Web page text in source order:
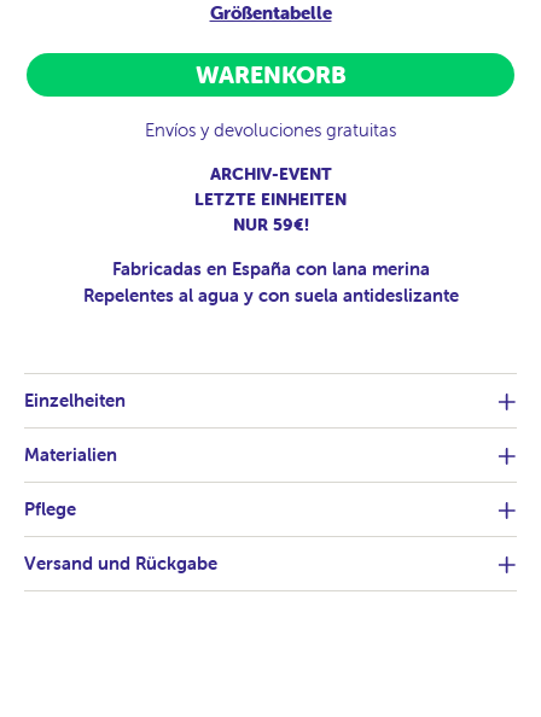
Größentabelle
WARENKORB
Envíos y devoluciones gratuitas
ARCHIV-EVENT
LETZTE EINHEITEN
NUR 59€!
Fabricadas en España con lana merina
Repelentes al agua y con suela antideslizante
Einzelheiten
Materialien
Pflege
Versand und Rückgabe